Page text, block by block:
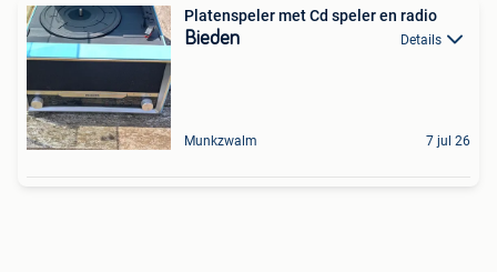
Platenspeler met Cd speler en radio
Bieden Details
Munkzwalm 7 jul 26